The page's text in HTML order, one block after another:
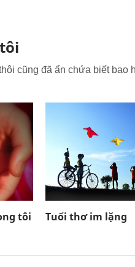
cũng đã ẩn chứa biết bao
tôi
Tuổi thơ im lặng